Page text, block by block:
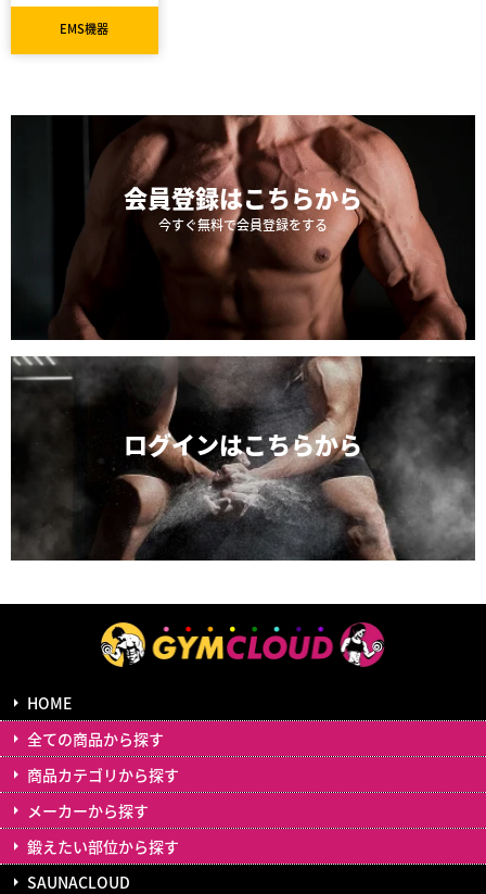
EMS機器
会員登録はこちらから
今すぐ無料で会員登録をする
ログインはこちらから
HOME
全ての商品から探す
商品カテゴリから探す
メーカーから探す
鍛えたい部位から探す
SAUNACLOUD